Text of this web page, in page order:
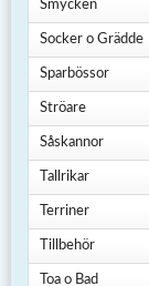
Smycken
Socker o Grädde
Sparbössor
Ströare
Såskannor
Tallrikar
Terriner
Tillbehör
Toa o Bad